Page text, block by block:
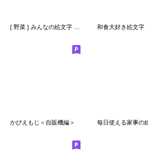
和食大好き絵文字
かびえもじ＜自販機編＞ 毎日使える家事の